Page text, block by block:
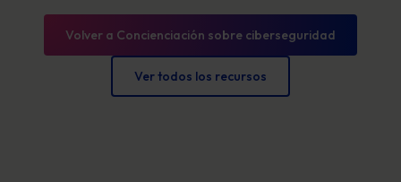
Volver a Concienciación sobre ciberseguridad
Ver todos los recursos